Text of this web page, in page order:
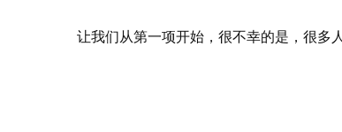
让我们从第一项开始，很不幸的是，很多